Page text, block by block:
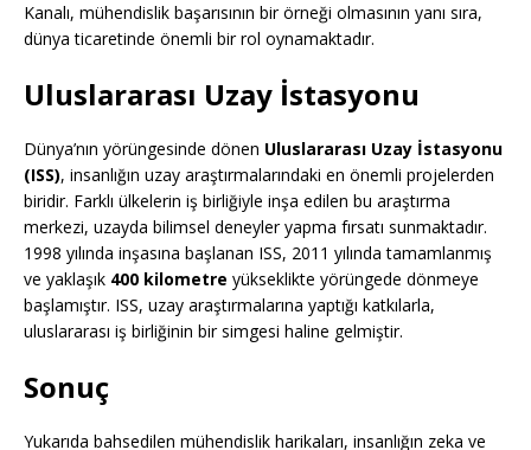
Kanalı, mühendislik başarısının bir örneği olmasının yanı sıra,
dünya ticaretinde önemli bir rol oynamaktadır.
Uluslararası Uzay İstasyonu
Dünya’nın yörüngesinde dönen Uluslararası Uzay İstasyonu
(ISS), insanlığın uzay araştırmalarındaki en önemli projelerden
biridir. Farklı ülkelerin iş birliğiyle inşa edilen bu araştırma
merkezi, uzayda bilimsel deneyler yapma fırsatı sunmaktadır.
1998 yılında inşasına başlanan ISS, 2011 yılında tamamlanmış
ve yaklaşık 400 kilometre yükseklikte yörüngede dönmeye
başlamıştır. ISS, uzay araştırmalarına yaptığı katkılarla,
uluslararası iş birliğinin bir simgesi haline gelmiştir.
Sonuç
Yukarıda bahsedilen mühendislik harikaları, insanlığın zeka ve